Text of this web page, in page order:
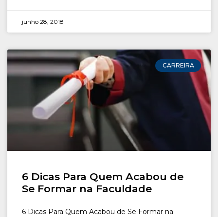
junho 28, 2018
CARREIRA
6 Dicas Para Quem Acabou de
Se Formar na Faculdade
6 Dicas Para Quem Acabou de Se Formar na